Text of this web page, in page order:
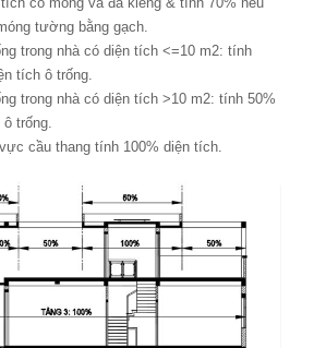
tường bằng gạch.
trong nhà có diện tích <=10 m2: tính
tích ô trống.
trong nhà có diện tích >10 m2: tính 50%
trống.
cầu thang tính 100% diện tích.